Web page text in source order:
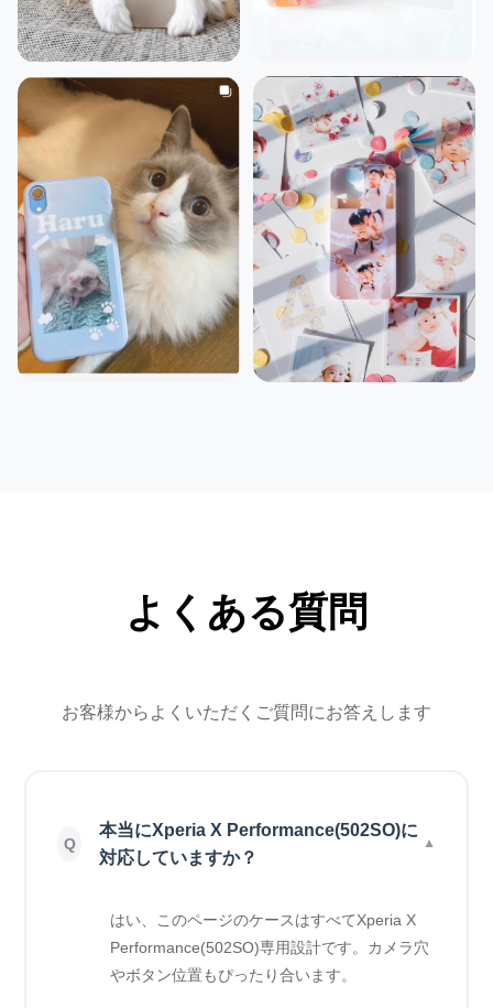
よくある質問
お客様からよくいただくご質問にお答えします
本当にXperia X Performance(502SO)に
対応していますか？
はい、このページのケースはすべてXperia X
Performance(502SO)専用設計です。カメラ穴
やボタン位置もぴったり合います。